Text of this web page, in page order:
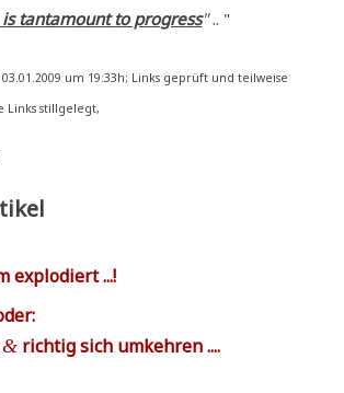
tan­ta­mount to pro­gress".. "
um 19:33h; Links geprüft und teil­wei­se
Links stillgelegt,
explodiert ...!
& rich­tig sich umkehren ....